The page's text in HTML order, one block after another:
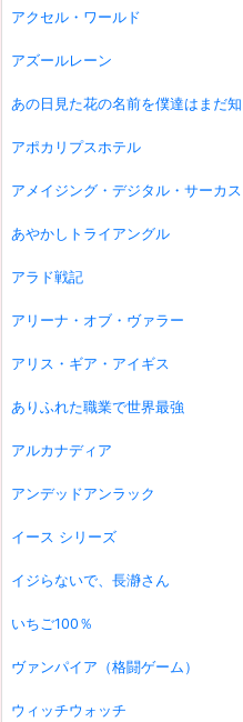
アクセル・ワールド
アズールレーン
あの日見た花の名前を僕達はまだ知
アポカリプスホテル
アメイジング・デジタル・サーカス
あやかしトライアングル
アラド戦記
アリーナ・オブ・ヴァラー
アリス・ギア・アイギス
ありふれた職業で世界最強
アルカナディア
アンデッドアンラック
イース シリーズ
イジらないで、長瀞さん
いちご100％
ヴァンパイア（格闘ゲーム）
ウィッチウォッチ